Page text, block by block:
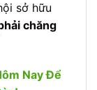
sở hữu
chăng
Nay Để